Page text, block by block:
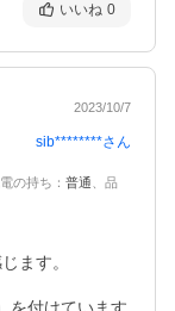
いいね 0
2023/10/7
sib********さん
の持ち ： 普通
品
ます。